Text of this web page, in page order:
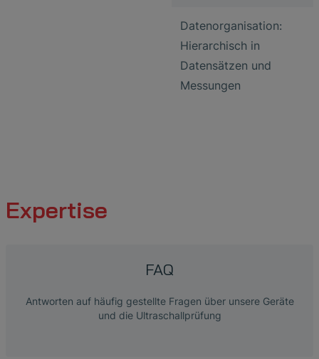
Datenorganisation:
Hierarchisch in
Datensätzen und
Messungen
Expertise
FAQ
Antworten auf häufig gestellte Fragen über unsere Geräte
und die Ultraschallprüfung